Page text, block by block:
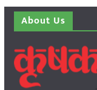
About Us